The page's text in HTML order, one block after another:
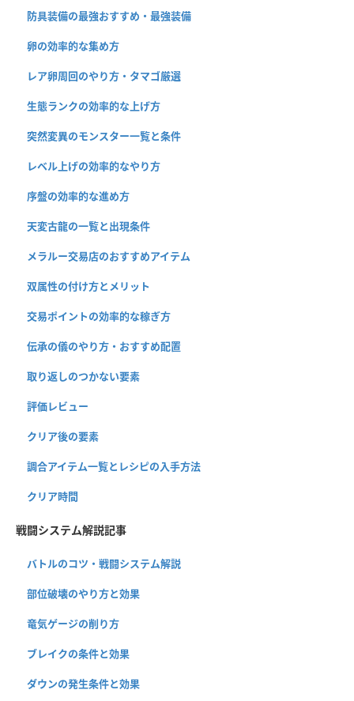
防具装備の最強おすすめ・最強装備
卵の効率的な集め方
レア卵周回のやり方・タマゴ厳選
生態ランクの効率的な上げ方
突然変異のモンスター一覧と条件
レベル上げの効率的なやり方
序盤の効率的な進め方
天変古龍の一覧と出現条件
メラルー交易店のおすすめアイテム
双属性の付け方とメリット
交易ポイントの効率的な稼ぎ方
伝承の儀のやり方・おすすめ配置
取り返しのつかない要素
評価レビュー
クリア後の要素
調合アイテム一覧とレシピの入手方法
クリア時間
戦闘システム解説記事
バトルのコツ・戦闘システム解説
部位破壊のやり方と効果
竜気ゲージの削り方
ブレイクの条件と効果
ダウンの発生条件と効果